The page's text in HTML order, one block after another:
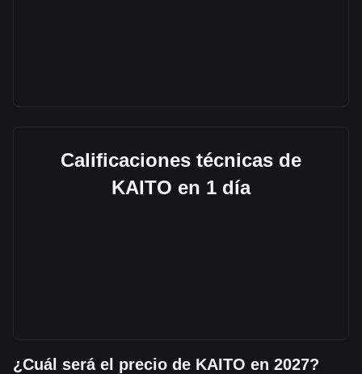
Calificaciones técnicas de
KAITO en 1 día
¿Cuál será el precio de KAITO en 2027?